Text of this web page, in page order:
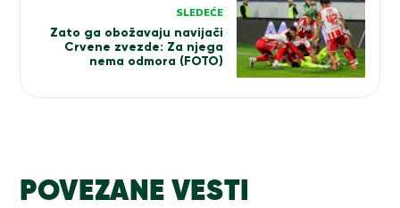
SLEDEĆE
Zato ga obožavaju navijači
Crvene zvezde: Za njega
nema odmora (FOTO)
POVEZANE VESTI